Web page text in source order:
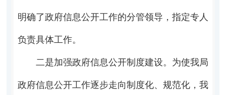
明确了政府信息公开工作的分管领导，指定专人
负责具体工作。
二是加强政府信息公开制度建设。为使我局
政府信息公开工作逐步走向制度化、规范化，我